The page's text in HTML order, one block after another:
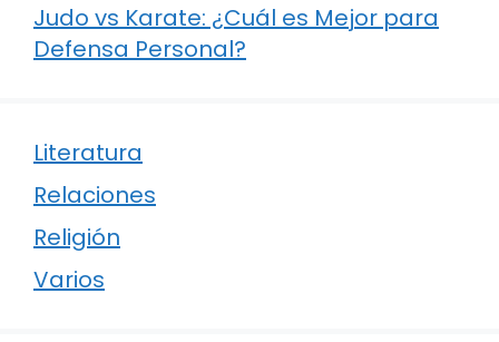
Judo vs Karate: ¿Cuál es Mejor para
Defensa Personal?
Literatura
Relaciones
Religión
Varios